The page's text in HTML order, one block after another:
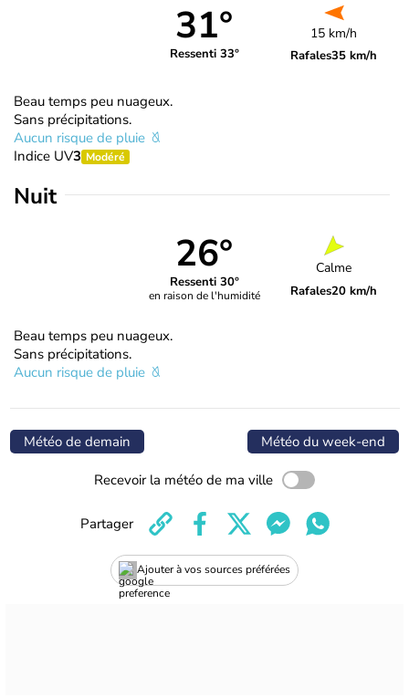
31°
Ressenti 33°
15 km/h
Rafales35 km/h
Beau temps peu nuageux.
Sans précipitations.
Aucun risque de pluie
Indice UV3 Modéré
Nuit
26°
Ressenti 30°
en raison de l'humidité
Calme
Rafales20 km/h
Beau temps peu nuageux.
Sans précipitations.
Aucun risque de pluie
Météo de demain Météo du week-end
Recevoir la météo de ma ville
Ajouter à vos sources préférées
Partager